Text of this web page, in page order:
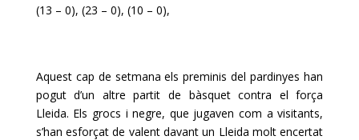
(13 – 0), (23 – 0), (10 – 0),
Aquest cap de setmana els preminis del pardinyes han
pogut d’un altre partit de bàsquet contra el força
Lleida. Els grocs i negre, que jugaven com a visitants,
s’han esforçat de valent davant un Lleida molt encertat